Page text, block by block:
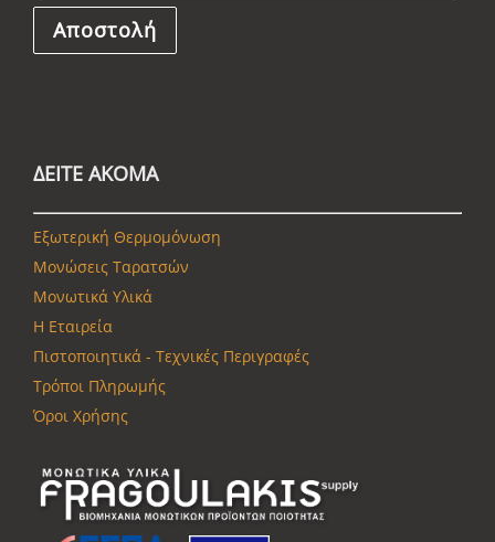
ΔΕΙΤΕ ΑΚΟΜΑ
Εξωτερική Θερμομόνωση
Μονώσεις Ταρατσών
Μονωτικά Υλικά
Η Εταιρεία
Πιστοποιητικά - Τεχνικές Περιγραφές
Τρόποι Πληρωμής
Όροι Χρήσης